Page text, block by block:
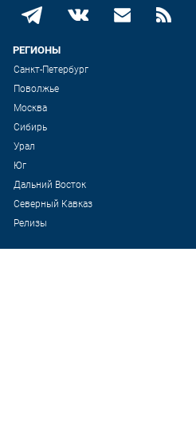
РЕГИОНЫ
Санкт-Петербург
Поволжье
Москва
Сибирь
Урал
Юг
Дальний Восток
Северный Кавказ
Релизы